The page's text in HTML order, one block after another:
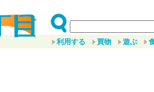
利用する 買物 遊ぶ